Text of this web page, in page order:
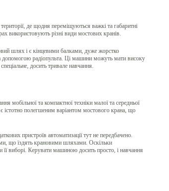
де щодня переміщуються важкі та габаритні
використовують різні види мостових кранів.
шлях і є кінцевими балками, дуже жорстко
допомогою радіопульта. Ці машини можуть мати високу
досить тривале навчання.
мобільної та компактної техніки малої та середньої
істотно полегшеним варіантом мостового крана, що
пристроїв автоматизації тут не передбачено.
що їздять крановими шляхами. Оскільки
виборі. Керувати машиною досить просто, і навчання